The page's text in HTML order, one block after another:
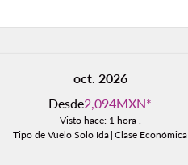
oct. 2026
Desde2,094MXN*
Visto hace: 1 hora .
Tipo de Vuelo Solo Ida | Clase Económica